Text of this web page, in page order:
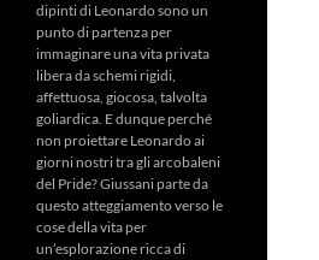
dipinti di Leonardo sono un
punto di partenza per
immaginare una vita privata
libera da schemi rigidi,
affettuosa, giocosa, talvolta
goliardica. E dunque perché
non proiettare Leonardo ai
giorni nostri tra gli arcobaleni
del Pride? Giussani parte da
questo atteggiamento verso le
cose della vita per
un’esplorazione ricca di